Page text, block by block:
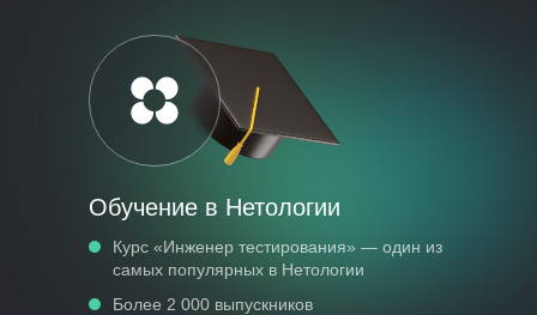
Обучение в Нетологии
Курс «Инженер тестирования» — один из
самых популярных в Нетологии
Более 2 000 выпускников